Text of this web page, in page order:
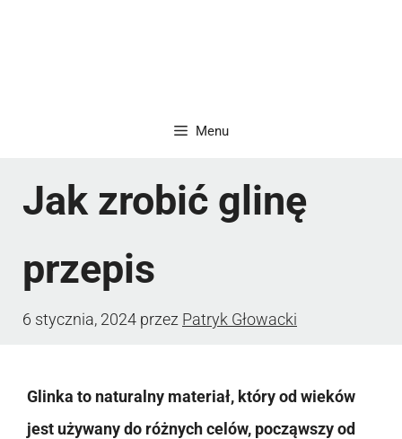
Menu
Jak zrobić glinę
przepis
6 stycznia, 2024 przez Patryk Głowacki
Glinka to naturalny materiał, który od wieków
jest używany do różnych celów, począwszy od